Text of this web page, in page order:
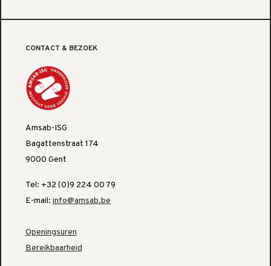
CONTACT & BEZOEK
Amsab-ISG
Bagattenstraat 174
9000 Gent
Tel: +32 (0)9 224 00 79
E-mail: info@amsab.be
Openingsuren
Bereikbaarheid